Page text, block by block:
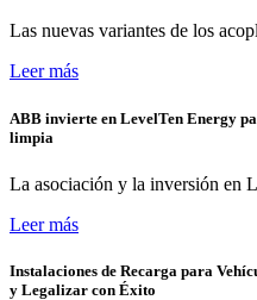
Las nuevas variantes de los
Leer más
ABB invierte en LevelTen Energy
limpia
La asociación y la inversión en
Leer más
Instalaciones de Recarga para
y Legalizar con Éxito